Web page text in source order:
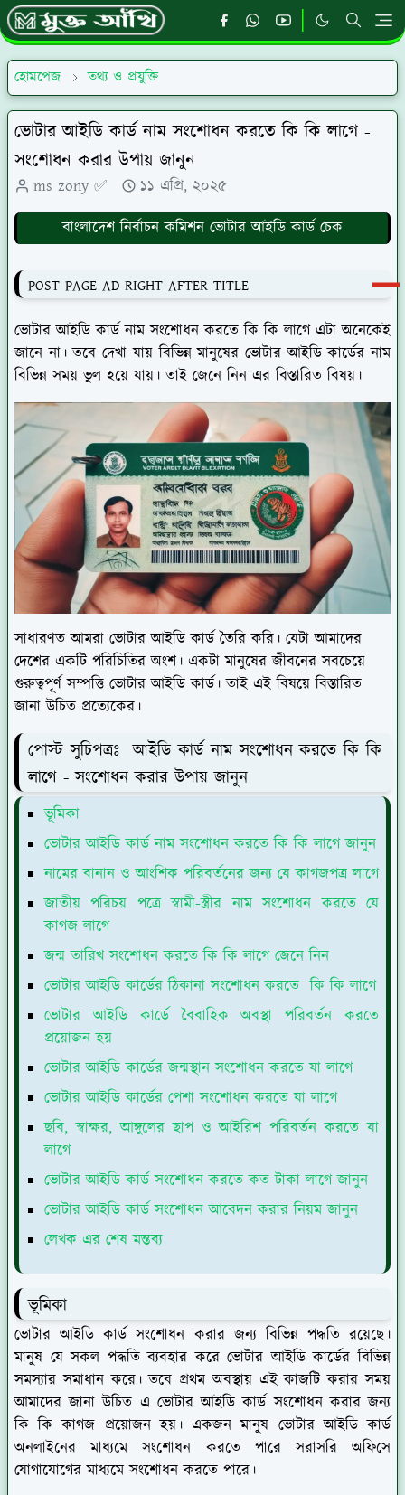
হোমপেজ তথ্য ও প্রযুক্তি
ভোটার আইডি কার্ড নাম সংশোধন করতে কি কি লাগে -
সংশোধন করার উপায় জানুন
ms zony ✅
১১ এপ্রি, ২০২৫
বাংলাদেশ নির্বাচন কমিশন ভোটার আইডি কার্ড চেক
POST PAGE AD RIGHT AFTER TITLE
ভোটার আইডি কার্ড নাম সংশোধন করতে কি কি লাগে এটা অনেকেই
জানে না। তবে দেখা যায় বিভিন্ন মানুষের ভোটার আইডি কার্ডের নাম
বিভিন্ন সময় ভুল হয়ে যায়। তাই জেনে নিন এর বিস্তারিত বিষয়।
সাধারণত আমরা ভোটার আইডি কার্ড তৈরি করি। যেটা আমাদের
দেশের একটি পরিচিতির অংশ। একটা মানুষের জীবনের সবচেয়ে
গুরুত্বপূর্ণ সম্পত্তি ভোটার আইডি কার্ড। তাই এই বিষয়ে বিস্তারিত
জানা উচিত প্রত্যেকের।
পোস্ট সুচিপত্রঃ আইডি কার্ড নাম সংশোধন করতে কি কি
লাগে - সংশোধন করার উপায় জানুন
ভূমিকা
ভোটার আইডি কার্ড নাম সংশোধন করতে কি কি লাগে জানুন
নামের বানান ও আংশিক পরিবর্তনের জন্য যে কাগজপত্র লাগে
জাতীয় পরিচয় পত্রে স্বামী-স্ত্রীর নাম সংশোধন করতে যে
কাগজ লাগে
জন্ম তারিখ সংশোধন করতে কি কি লাগে জেনে নিন
ভোটার আইডি কার্ডের ঠিকানা সংশোধন করতে কি কি লাগে
ভোটার আইডি কার্ডে বৈবাহিক অবস্থা পরিবর্তন করতে
প্রয়োজন হয়
ভোটার আইডি কার্ডের জন্মস্থান সংশোধন করতে যা লাগে
ভোটার আইডি কার্ডের পেশা সংশোধন করতে যা লাগে
ছবি, স্বাক্ষর, আঙ্গুলের ছাপ ও আইরিশ পরিবর্তন করতে যা
লাগে
ভোটার আইডি কার্ড সংশোধন করতে কত টাকা লাগে জানুন
ভোটার আইডি কার্ড সংশোধন আবেদন করার নিয়ম জানুন
লেখক এর শেষ মন্তব্য
ভূমিকা
ভোটার আইডি কার্ড সংশোধন করার জন্য বিভিন্ন পদ্ধতি রয়েছে।
মানুষ যে সকল পদ্ধতি ব্যবহার করে ভোটার আইডি কার্ডের বিভিন্ন
সমস্যার সমাধান করে। তবে প্রথম অবস্থায় এই কাজটি করার সময়
আমাদের জানা উচিত এ ভোটার আইডি কার্ড সংশোধন করার জন্য
কি কি কাগজ প্রয়োজন হয়। একজন মানুষ ভোটার আইডি কার্ড
অনলাইনের মাধ্যমে সংশোধন করতে পারে সরাসরি অফিসে
যোগাযোগের মাধ্যমে সংশোধন করতে পারে।